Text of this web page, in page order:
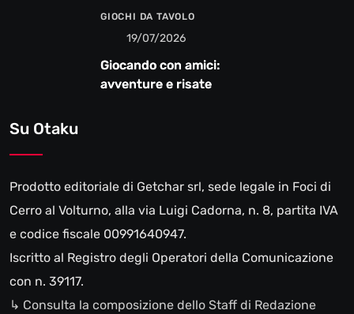
GIOCHI DA TAVOLO
19/07/2026
Giocando con amici:
avventure e risate
Su Otaku
Prodotto editoriale di Getchar srl, sede legale in Foci di
Cerro al Volturno, alla via Luigi Cadorna, n. 8, partita IVA
e codice fiscale 00991640947.
Iscritto al Registro degli Operatori della Comunicazione
con n. 39117.
↳ Consulta la composizione dello Staff di Redazione